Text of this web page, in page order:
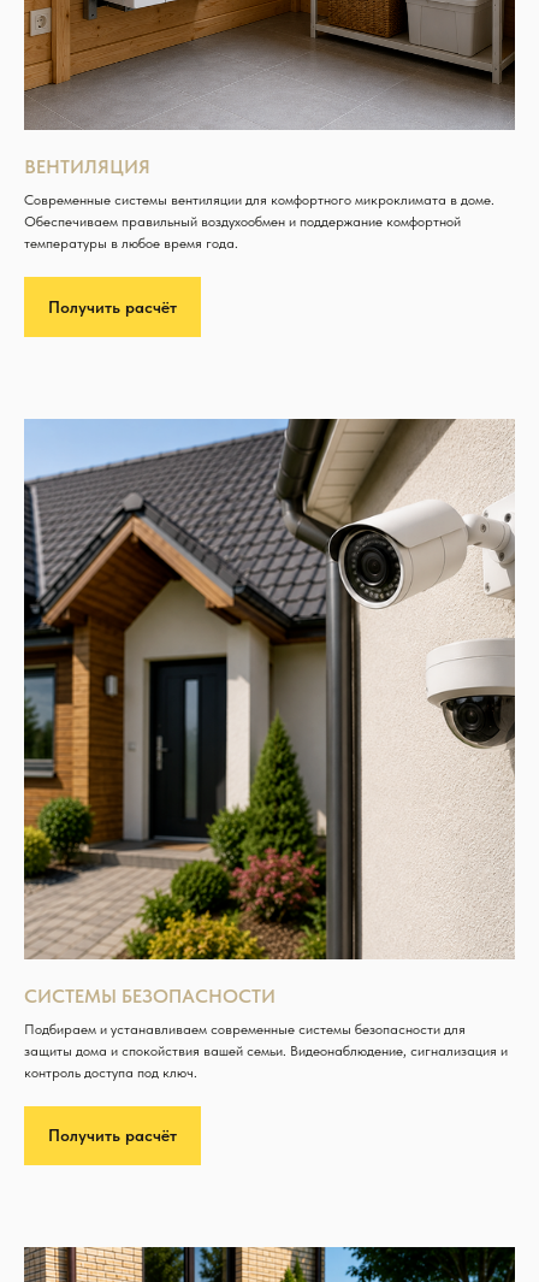
ВЕНТИЛЯЦИЯ
Современные системы вентиляции для комфортного микроклимата в доме.
Обеспечиваем правильный воздухообмен и поддержание комфортной
температуры в любое время года.
Получить расчёт
СИСТЕМЫ БЕЗОПАСНОСТИ
Подбираем и устанавливаем современные системы безопасности для
защиты дома и спокойствия вашей семьи. Видеонаблюдение, сигнализация и
контроль доступа под ключ.
Получить расчёт